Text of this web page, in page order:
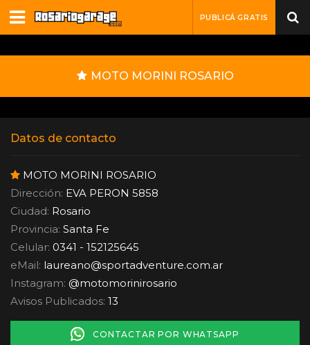
PUBLICÁ GRATIS
MOTO MORINI ROSARIO
Datos de contacto
MOTO MORINI ROSARIO
Dirección: EVA PERON 5858
Ciudad: Rosario
Provincia: Santa Fe
Celular: 0341 - 152125645
eMail: laureano@sportadventure.com.ar
Instagram: @motomorinirosario
Avisos Publicados: 13
CONTACTAR POR WHATSAPP